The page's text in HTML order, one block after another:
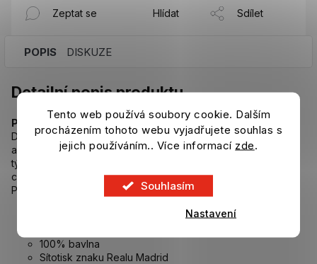
Tento web používá soubory cookie. Dalším
procházením tohoto webu vyjadřujete souhlas s
jejich používáním.. Více informací zde.
Souhlasím
Nastavení
Zeptat se Hlídat Sdílet
POPIS DISKUZE
Detailní popis produktu
Poutavé tričko pro všechny příznivce Realu Madrid.
Dejte světu najevo svou fotbalovou oddanost. Toto tričko
adidas Real Madrid nenechá nikoho na pochybách, kterému
týmu fandíte. Jeho měkký bavlněný žerzejový materiál zajistí
celodenní pohodlí, ať už jste venku, nebo odpočíváte doma.
Přijměte ducha krásné hry pokaždé, když si ho obléknete.
100% bavlna
Sítotisk znaku Realu Madrid